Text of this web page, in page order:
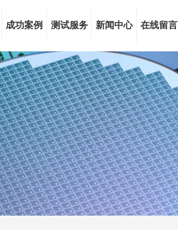
成功案例 测试服务 新闻中心 在线留言